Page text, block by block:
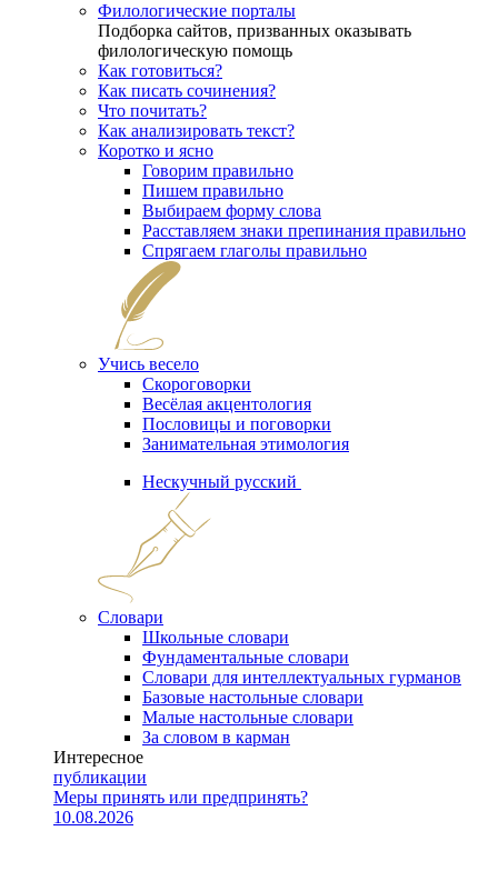
Филологические порталы
Подборка сайтов, призванных оказывать
филологическую помощь
Как готовиться?
Как писать сочинения?
Что почитать?
Как анализировать текст?
Коротко и ясно
Говорим правильно
Пишем правильно
Выбираем форму слова
Расставляем знаки препинания правильно
Спрягаем глаголы правильно
Учись весело
Скороговорки
Весёлая акцентология
Пословицы и поговорки
Занимательная этимология
Нескучный русский
Словари
Школьные словари
Фундаментальные словари
Словари для интеллектуальных гурманов
Базовые настольные словари
Малые настольные словари
За словом в карман
Интересное
публикации
Меры принять или предпринять?
10.08.2026